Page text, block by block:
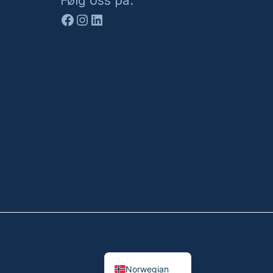
Norwegian